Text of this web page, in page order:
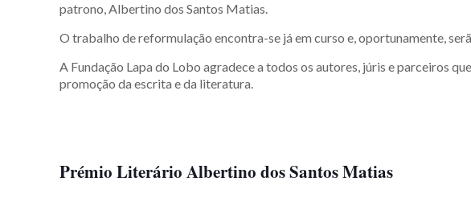
patrono, Albertino dos Santos Matias.
O trabalho de reformulação encontra-se já em curso e, oportunamente,
A Fundação Lapa do Lobo agradece a todos os autores, júris e parceiros
promoção da escrita e da literatura.
Prémio Literário Albertino dos Santos Matias